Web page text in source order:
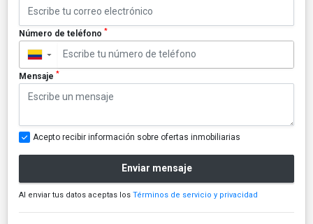
Número de teléfono *
▼
Mensaje *
Acepto recibir información sobre ofertas inmobiliarias
Enviar mensaje
Al enviar tus datos aceptas los Términos de servicio y privacidad